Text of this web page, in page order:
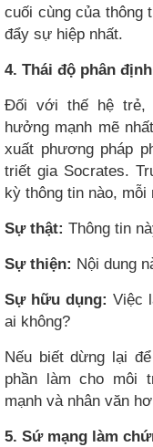
cuối cùng của thông
đẩy sự hiệp nhất.
4. Thái độ phân
Đối với thế hệ trẻ,
hưởng mạnh mẽ
xuất phương pháp
triết gia Socrates.
kỳ thông tin nào,
Sự thật: Thông tin
Sự thiện: Nội dung
Sự hữu dụng: Việc
ai không?
Nếu biết dừng lại
phần làm cho môi
mạnh và nhân văn
5. Sứ mạng làm